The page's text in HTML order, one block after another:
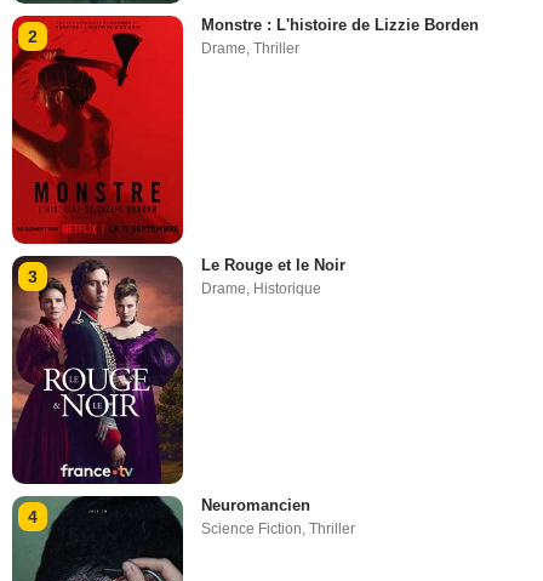
2
Monstre : L'histoire de Lizzie Borden
Drame ,Thriller
3
Le Rouge et le Noir
Drame, Historique
4
Neuromancien
Science Fiction,Thriller